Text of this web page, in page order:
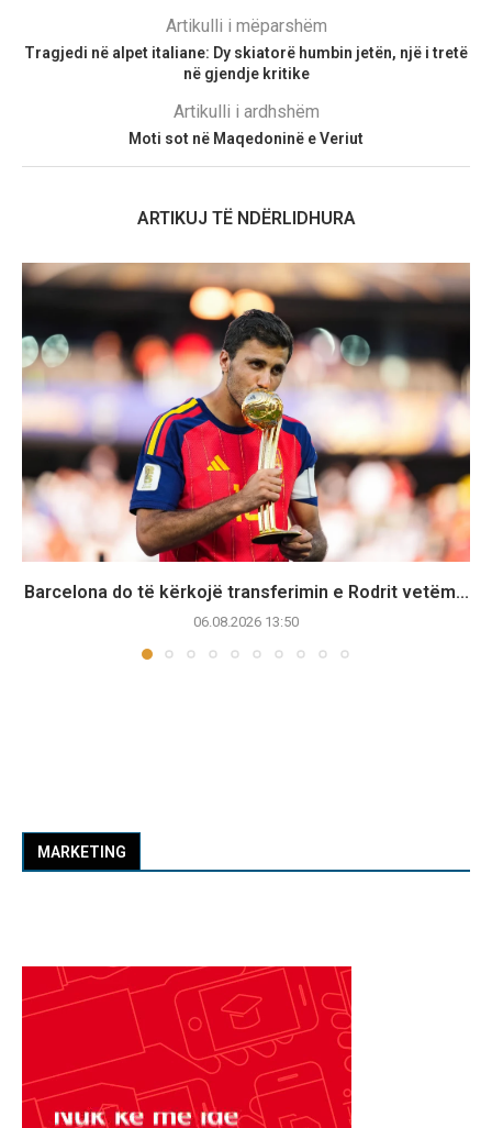
Artikulli i mëparshëm
Tragjedi në alpet italiane: Dy skiatorë humbin jetën, një i tretë
në gjendje kritike
Artikulli i ardhshëm
Moti sot në Maqedoninë e Veriut
ARTIKUJ TË NDËRLIDHURA
Barcelona do të kërkojë transferimin e Rodrit vetëm...
06.08.2026 13:50
MARKETING